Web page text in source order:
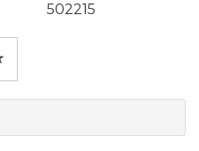
502215